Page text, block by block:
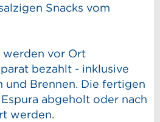
Snacks vom
werden vor Ort
bezahlt - inklusive
und Brennen. Die fertigen
abgeholt oder nach
werden.